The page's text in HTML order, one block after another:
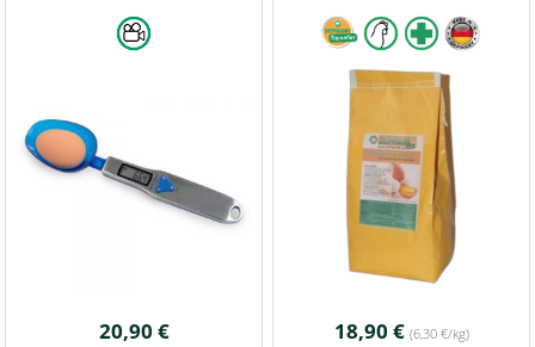
20,90 € 18,90 € (6,30 €/kg)